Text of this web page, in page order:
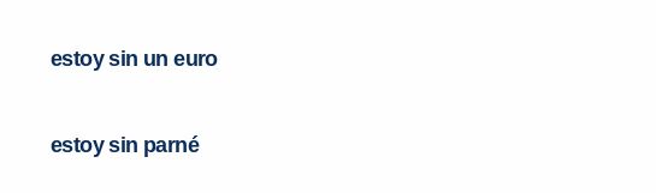
estoy sin un euro
estoy sin parné